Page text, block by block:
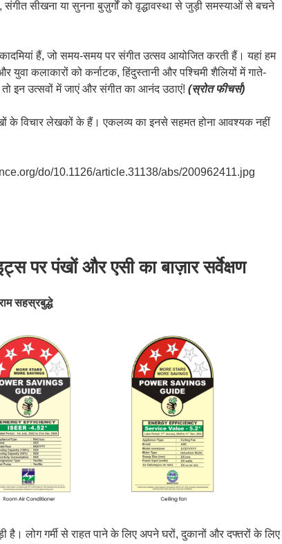
संगीत सीखना या सुनना बुज़ुर्गों को वृद्धावस्था से जुड़ी समस्याओं से बचने
हैं, जो समय-समय पर संगीत उत्सव आयोजित करती हैं। यहां हम
युवा कलाकारों को कर्नाटक, हिंदुस्तानी और पश्चिमी शैलियों में गाते-
इन उत्सवों में जाएं और संगीत का आनंद उठाएं! (स्रोत फीचर्स)
के विचार लेखकों के हैं। एकलव्य का इनसे सहमत होना आवश्यक नहीं
do/10.1126/article.31138/abs/200962411.jpg
पर पंखों और एसी का बाज़ार सर्वेक्षण
सहस्रबुद्धे
है। लोग गर्मी से राहत पाने के लिए अपने घरों, दुकानों और दफ्तरों के लिए